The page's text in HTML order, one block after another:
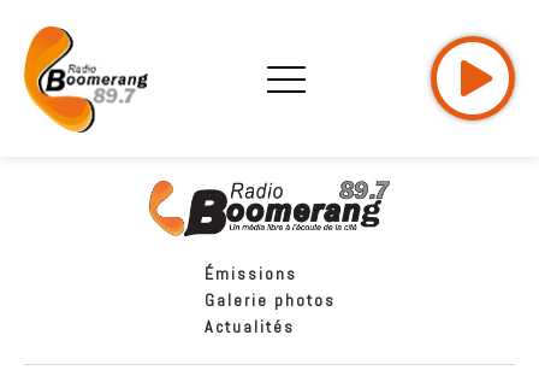
Émissions
Galerie photos
Actualités